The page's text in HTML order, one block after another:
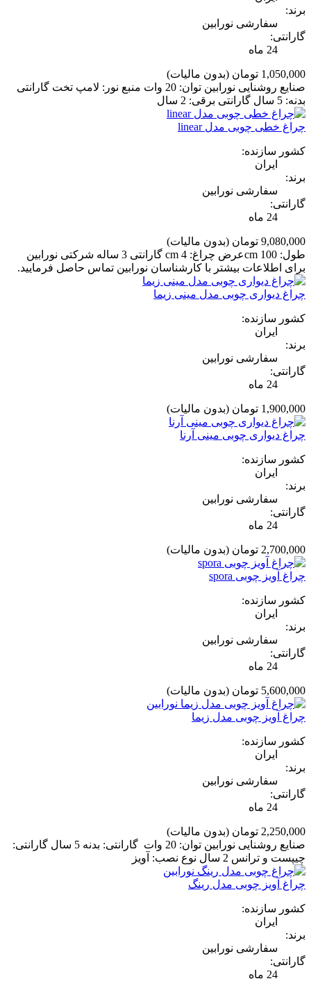
برند:
سفارشی نورابین
گارانتی:
24 ماه
1,050,000 تومان
(بدون مالیات)
صنایع روشنایی نورابین توان: 20 وات منبع نور: لامپ تخت گارانتی
بدنه: 5 سال گارانتی برقی: 2 سال
چراغ خطی چوبی مدل linear
کشور سازنده:
ایران
برند:
سفارشی نورابین
گارانتی:
24 ماه
9,080,000 تومان
(بدون مالیات)
طول: 100 cmعرض چراغ: 4 cm گارانتی 3 ساله شرکتی نورابین
برای اطلاعات بیشتر با کارشناسان نورابین تماس حاصل فرمایید.
چراغ دیواری چوبی مدل مینی زیما
کشور سازنده:
ایران
برند:
سفارشی نورابین
گارانتی:
24 ماه
1,900,000 تومان (بدون مالیات)
چراغ دیواری چوبی مینی آرنا
کشور سازنده:
ایران
برند:
سفارشی نورابین
گارانتی:
24 ماه
2,700,000 تومان (بدون مالیات)
چراغ آویز چوبی spora
کشور سازنده:
ایران
برند:
سفارشی نورابین
گارانتی:
24 ماه
5,600,000 تومان (بدون مالیات)
چراغ آویز چوبی مدل زیما
کشور سازنده:
ایران
برند:
سفارشی نورابین
گارانتی:
24 ماه
2,250,000 تومان
(بدون مالیات)
صنایع روشنایی نورابین توان: 20 وات گارانتی: بدنه 5 سال گارانتی:
چیپست و ترانس 2 سال نوع نصب: آویز
چراغ آویز چوبی مدل رینگ
کشور سازنده:
ایران
برند:
سفارشی نورابین
گارانتی:
24 ماه